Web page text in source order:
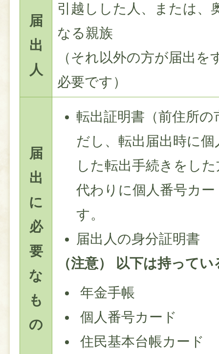
届
出
人
引越しした人、または、
なる親族
（それ以外の方が届出
必要です）
届
出
に
必
要
な
も
の
転出証明書（前住所
だし、転出届出時に
した転出手続きをし
代わりに個人番号カ
す。
届出人の身分証明書
（注意） 以下は持って
年金手帳
個人番号カード
住民基本台帳カード